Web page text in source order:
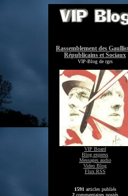
Rassemblement des
Républicains et Sociaux
VIP-Blog de rgrs
VIP Board
Blog express
Messages audio
Video Blog
Flux RSS
1591 articles publiés
2commentaires postés